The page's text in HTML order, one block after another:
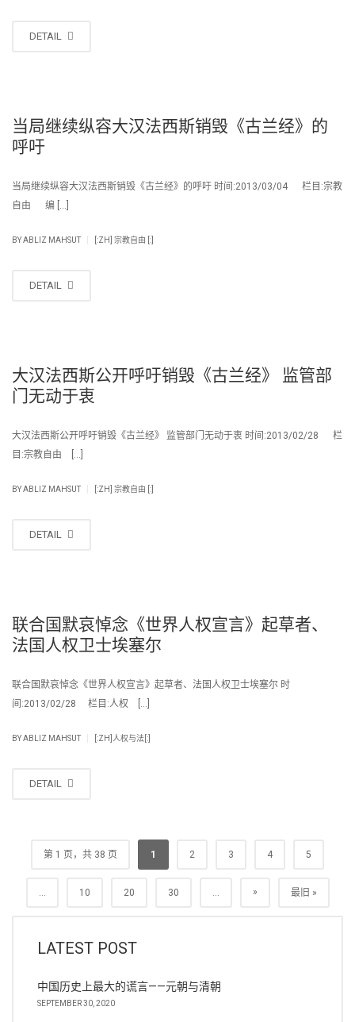
DETAIL
当局继续纵容大汉法西斯销毁《古兰经》的
呼吁
当局继续纵容大汉法西斯销毁《古兰经》的呼吁 时间:2013/03/04 栏目:宗教
自由 编 […]
BYABLIZ MAHSUT [:ZH] 宗教自由 [:]
DETAIL
大汉法西斯公开呼吁销毁《古兰经》 监管部
门无动于衷
大汉法西斯公开呼吁销毁《古兰经》 监管部门无动于衷 时间:2013/02/28 栏
目:宗教自由 […]
BYABLIZ MAHSUT [:ZH] 宗教自由 [:]
DETAIL
联合国默哀悼念《世界人权宣言》起草者、
法国人权卫士埃塞尔
联合国默哀悼念《世界人权宣言》起草者、法国人权卫士埃塞尔 时
间:2013/02/28 栏目:人权 […]
BYABLIZ MAHSUT [:ZH]人权与法[:]
DETAIL
第 1 页，共 38 页 1 2 3 4 5
... 10 20 30 ... » 最旧 »
LATEST POST
中国历史上最大的谎言——元朝与清朝
SEPTEMBER 30, 2020